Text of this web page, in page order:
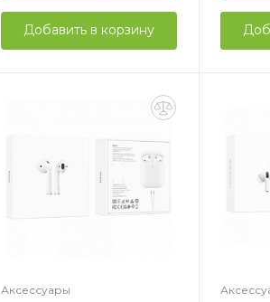
Добавить в корзину
Аксессуары